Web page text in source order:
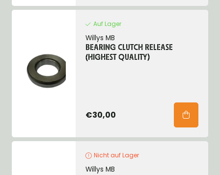
Auf Lager
Willys MB
BEARING CLUTCH RELEASE
(HIGHEST QUALITY)
€30,00
Nicht auf Lager
Willys MB